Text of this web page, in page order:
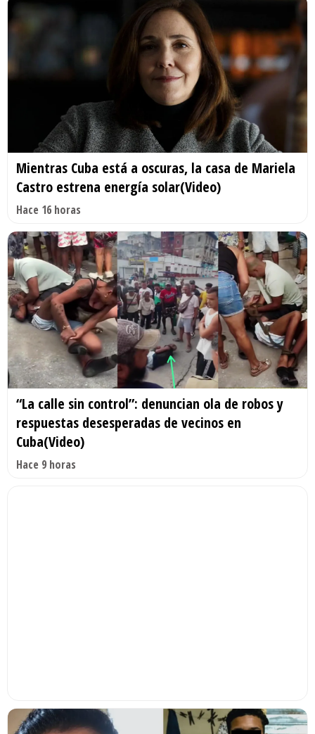
Mientras Cuba está a oscuras, la casa de Mariela
Castro estrena energía solar(Video)
Hace 16 horas
“La calle sin control”: denuncian ola de robos y
respuestas desesperadas de vecinos en
Cuba(Video)
Hace 9 horas